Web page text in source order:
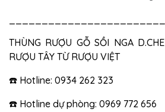
THÙNG RƯỢU GỖ SỒI NGA
RƯỢU TÂY TỪ RƯỢU VIỆT
☎️ Hotline: 0934 262 323
☎️ Hotline dự phòng: 0969 772 656